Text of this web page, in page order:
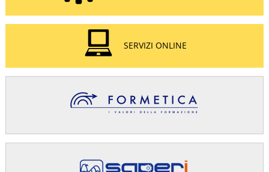
SERVIZI ONLINE